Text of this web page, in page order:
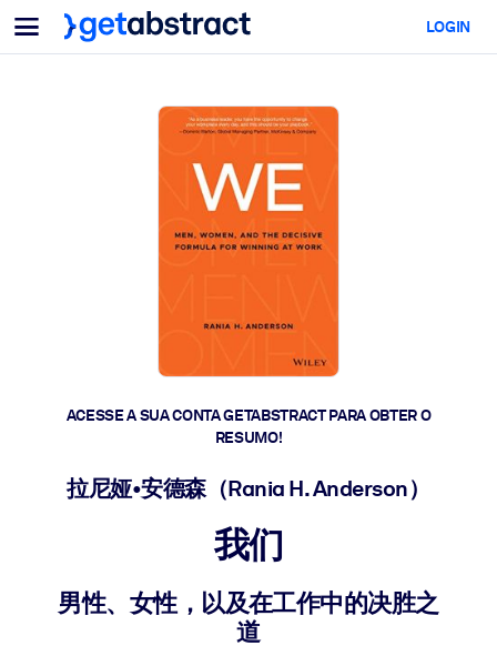
Menu
Para equipes e líderes
Upskilling em IA
Capacite seus colaboradores com habilidades essenciais de IA.
Desenvolvimento de liderança
Prepare seus líderes para a próxima era do trabalho.
Aprendizagem colaborativa
futuro.
Construa uma força de trabalho mais saudável e resiliente.
Para LMS/LXP
Leve conhecimento verificado e conciso para seu LMS/LXP para
Para sistemas de IA
LOGIN
ACESSE A SUA CONTA GETABSTRACT PARA OBTER O
RESUMO!
拉尼娅•安德森（Rania H. Anderson）
我们
男性、女性，以及在工作中的决胜之
道